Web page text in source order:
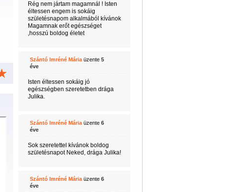
Rég nem jártam magamnál ! Isten
éltessen engem is sokáig
születésnapom alkalmából kívánok
Magamnak erőt egészséget
,hosszú boldog életet
Szántó Imréné Máriaüzente 5
éve
Isten éltessen sokáig jó
egészségben szeretetben drága
Julika.
Szántó Imréné Máriaüzente 6
éve
Sok szeretettel kívánok boldog
születésnapot Neked, drága Julika!
Szántó Imréné Máriaüzente 6
éve